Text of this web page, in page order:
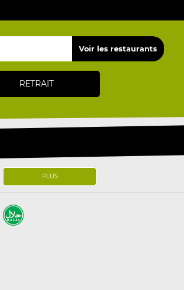
RETRAIT
PLUS